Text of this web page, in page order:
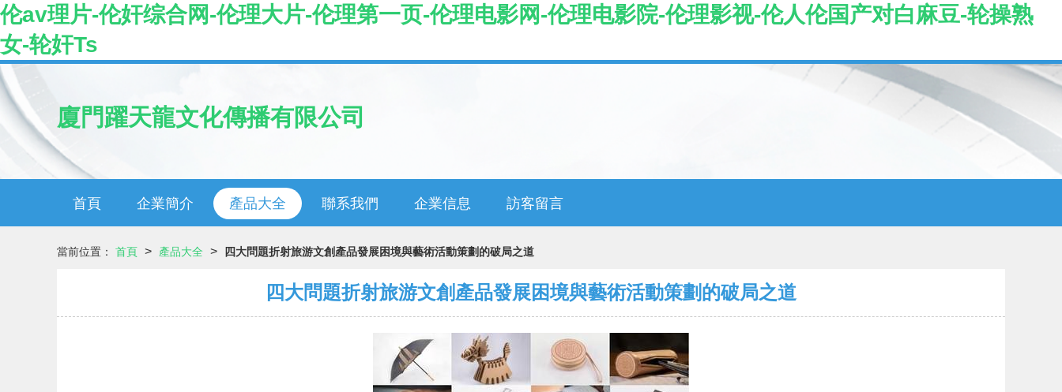
伦av理片-伦奸综合网-伦理大片-伦理第一页-伦理电影网-伦理电影院-伦理影视-伦人伦国产对白麻豆-轮操熟
女-轮奸Ts
廈門躍天龍文化傳播有限公司
首頁 企業簡介 產品大全 聯系我們 企業信息 訪客留言
當前位置： 首頁 > 產品大全 > 四大問題折射旅游文創產品發展困境與藝術活動策劃的破局之道
四大問題折射旅游文創產品發展困境與藝術活動策劃的破局之道